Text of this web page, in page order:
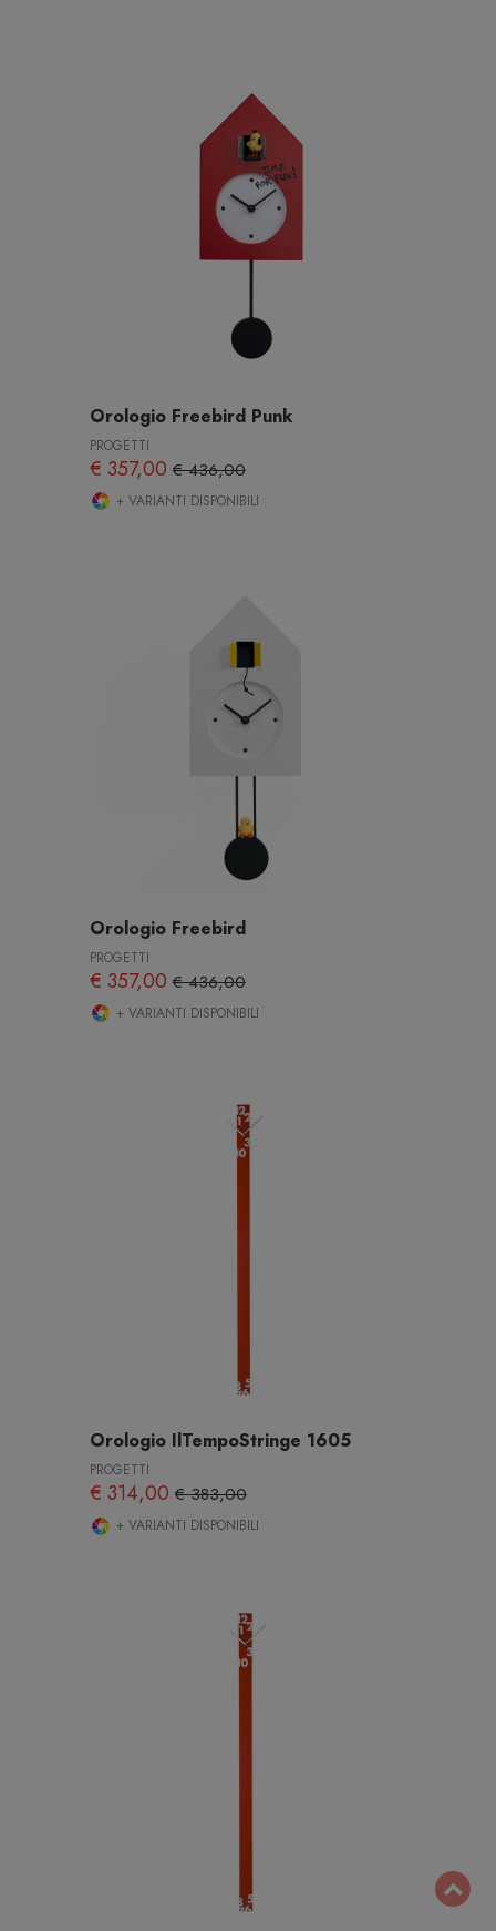
Orologio Freebird Punk
PROGETTI
€ 357,00€ 436,00
+ VARIANTI DISPONIBILI
Orologio Freebird
PROGETTI
€ 357,00€ 436,00
+ VARIANTI DISPONIBILI
Orologio IlTempoStringe 1605
PROGETTI
€ 314,00€ 383,00
+ VARIANTI DISPONIBILI